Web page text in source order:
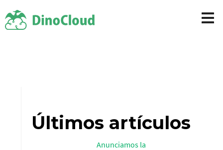
Últimos artículos
Anunciamos la